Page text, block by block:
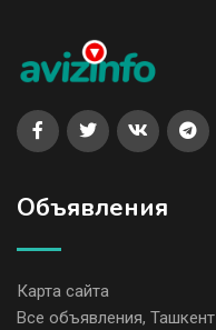
Объявления
Карта сайта
Все объявления, Ташкент